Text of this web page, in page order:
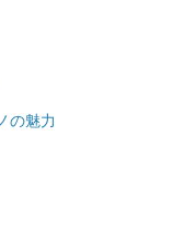
の魅力